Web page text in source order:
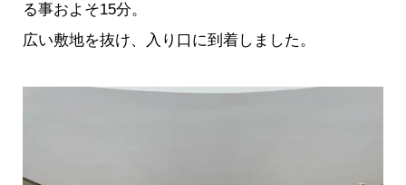
る事およそ15分。
広い敷地を抜け、入り口に到着しました。